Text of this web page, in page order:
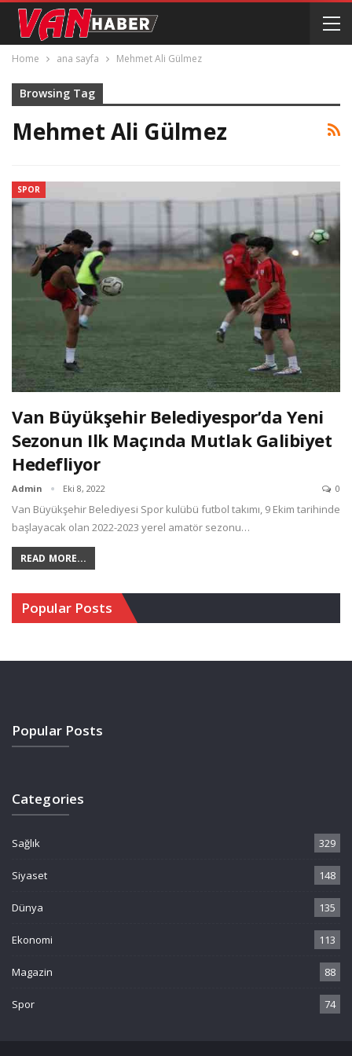
Home ana sayfa Mehmet Ali Gülmez
Browsing Tag
Mehmet Ali Gülmez
SPOR
Van Büyükşehir Belediyespor’da Yeni
Sezonun Ilk Maçında Mutlak Galibiyet
Hedefliyor
Admin Eki 8, 2022 0
Van Büyükşehir Belediyesi Spor kulübü futbol takımı, 9 Ekim tarihinde
başlayacak olan 2022-2023 yerel amatör sezonu…
READ MORE...
Popular Posts
Popular Posts
Categories
Sağlık 329
Siyaset 148
Dünya 135
Ekonomi 113
Magazin 88
Spor 74